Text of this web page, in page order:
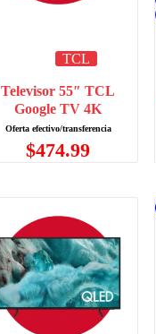
TCL
Televisor 55″ TCL
Google TV 4K
$474.99